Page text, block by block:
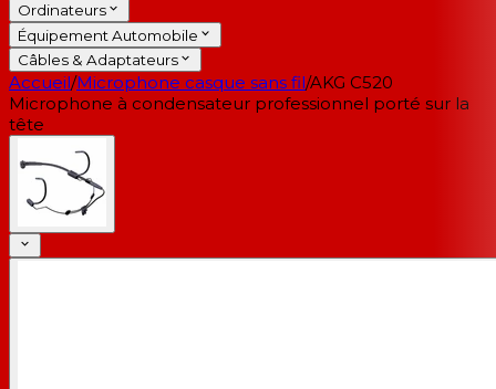
Ordinateurs
Équipement Automobile
Câbles & Adaptateurs
Accueil/Microphone casque sans fil/AKG C520
Microphone à condensateur professionnel porté sur la
tête